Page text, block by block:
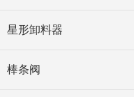
星形卸料器
棒条阀